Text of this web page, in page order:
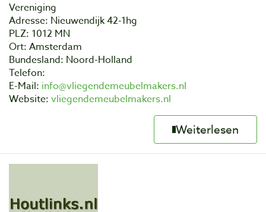
Vereniging
Adresse: Nieuwendijk 42-1hg
PLZ: 1012 MN
Ort: Amsterdam
Bundesland: Noord-Holland
Telefon:
E-Mail: info@vliegendemeubelmakers.nl
Website: vliegendemeubelmakers.nl
Weiterlesen